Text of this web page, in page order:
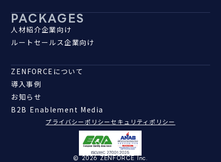
PACKAGES
人材紹介企業向け
ルートセールス企業向け
ZENFORCEについて
導入事例
お知らせ
B2B Enablement Media
© 2026 ZENFORCE Inc.
プライバシーポリシーセキュリティポリシー